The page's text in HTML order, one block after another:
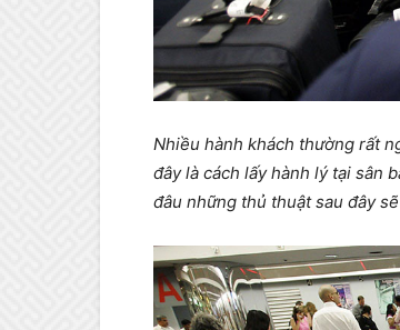
Nhiều hành khách thường rất
đây là cách lấy hành lý tại sân
đâu những thủ thuật sau đây